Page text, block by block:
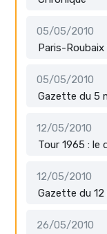
05/05/2010
Paris-
05/05/2010
Gazette du 5
12/05/2010
Tour 1965 : le
12/05/2010
Gazette du 12
26/05/2010